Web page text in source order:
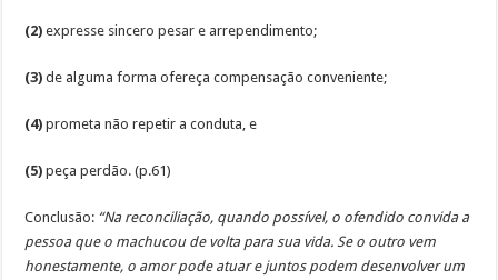
(2)expresse sincero pesar e arrependimento;
(3) de alguma forma ofereça compensação conveniente;
(4)prometa não repetir a conduta, e
(5) peça perdão. (p.61)
Conclusão: “Na reconciliação, quando possível, o ofendido convida a
pessoa que o machucou de volta para sua vida. Se o outro vem
honestamente, o amor pode atuar e juntos podem desenvolver um